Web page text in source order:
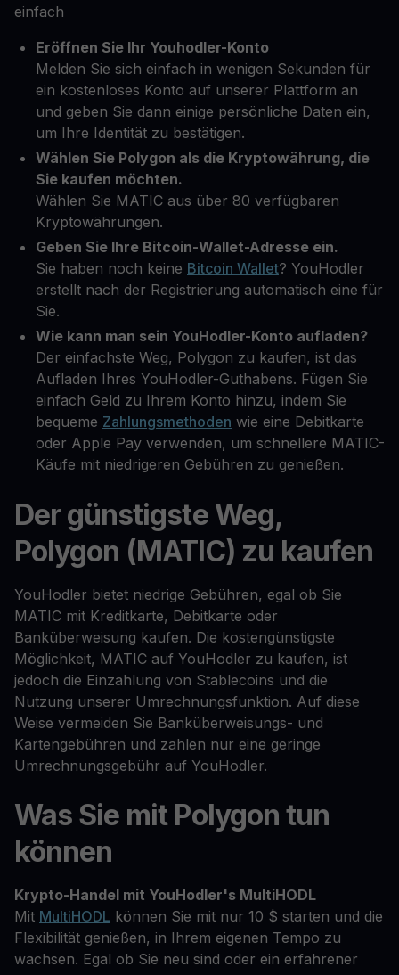
einfach
Eröffnen Sie Ihr Youhodler-Konto
Melden Sie sich einfach in wenigen Sekunden für
ein kostenloses Konto auf unserer Plattform an
und geben Sie dann einige persönliche Daten ein,
um Ihre Identität zu bestätigen.
Wählen Sie Polygon als die Kryptowährung, die
Sie kaufen möchten.
Wählen Sie MATIC aus über 80 verfügbaren
Kryptowährungen.
Geben Sie Ihre Bitcoin-Wallet-Adresse ein.
Sie haben noch keine Bitcoin Wallet? YouHodler
erstellt nach der Registrierung automatisch eine für
Sie.
Wie kann man sein YouHodler-Konto aufladen?
Der einfachste Weg, Polygon zu kaufen, ist das
Aufladen Ihres YouHodler-Guthabens. Fügen Sie
einfach Geld zu Ihrem Konto hinzu, indem Sie
bequeme Zahlungsmethoden wie eine Debitkarte
oder Apple Pay verwenden, um schnellere MATIC-
Käufe mit niedrigeren Gebühren zu genießen.
Der günstigste Weg,
Polygon (MATIC) zu kaufen
YouHodler bietet niedrige Gebühren, egal ob Sie
MATIC mit Kreditkarte, Debitkarte oder
Banküberweisung kaufen. Die kostengünstigste
Möglichkeit, MATIC auf YouHodler zu kaufen, ist
jedoch die Einzahlung von Stablecoins und die
Nutzung unserer Umrechnungsfunktion. Auf diese
Weise vermeiden Sie Banküberweisungs- und
Kartengebühren und zahlen nur eine geringe
Umrechnungsgebühr auf YouHodler.
Was Sie mit Polygon tun
können
Krypto-Handel mit YouHodler's MultiHODL
Mit MultiHODL können Sie mit nur 10 $ starten und die
Flexibilität genießen, in Ihrem eigenen Tempo zu
wachsen. Egal ob Sie neu sind oder ein erfahrener